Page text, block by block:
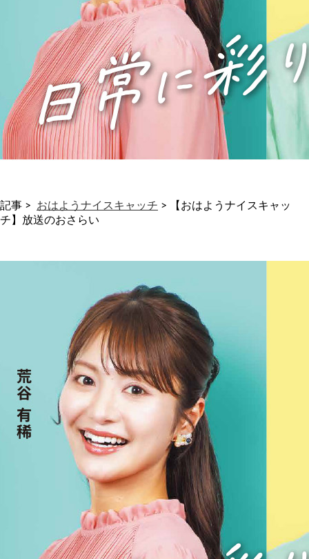
記事 > おはようナイスキャッチ >
【おはようナイスキャッ
チ】放送のおさらい